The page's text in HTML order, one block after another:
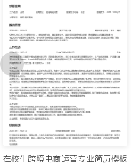
工作业绩：
1.独立完成XXX个SPU的商品
2.输出XXX份销售数据分析报
元。
3.创作并发布XXX篇营销内容
XXX笔。
4.处理XXX封客服咨询邮件，
主动离职，希望有更多的工作
项目经历
在校生跨境电商运营专业简历模板